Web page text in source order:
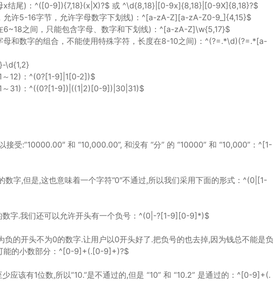
x结尾)：^([0-9]){7,18}(x|X)?$ 或 ^\d{8,18}|[0-9x]{8,18}|[0-9X]{8,18}?$
允许5-16字节，允许字母数字下划线)：^[a-zA-Z][a-zA-Z0-9_]{4,15}$
6~18之间，只能包含字母、数字和下划线)：^[a-zA-Z]\w{5,17}$
母和数字的组合，不能使用特殊字符，长度在8-10之间)：^(?=.*\d)(?=.*[a-
\d{1,2}
～12)：^(0?[1-9]|1[0-2])$
～31)：^((0?[1-9])|((1|2)[0-9])|30|31)$
接受:”10000.00″ 和 “10,000.00”, 和没有 “分” 的 “10000” 和 “10,000”：^[1-
数字,但是,这也意味着一个字符”0″不通过,所以我们采用下面的形式：^(0|[1-
数字.我们还可以允许开头有一个负号：^(0|-?[1-9][0-9]*)$
负的开头不为0的数字.让用户以0开头好了.把负号的也去掉,因为钱总不能是负
能的小数部分：^[0-9]+(.[0-9]+)?$
应该有1位数,所以”10.”是不通过的,但是 “10” 和 “10.2” 是通过的：^[0-9]+(.